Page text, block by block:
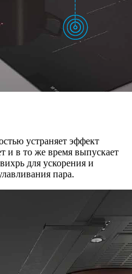
устраняет эффект
и в то же время выпускает
для ускорения и
пара.